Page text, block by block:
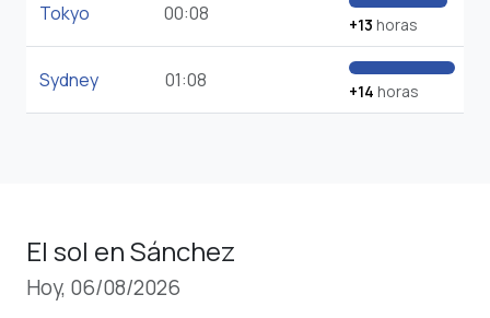
Tokyo 00:08 +13 horas
Sydney 01:08 +14 horas
El sol en Sánchez
Hoy, 06/08/2026